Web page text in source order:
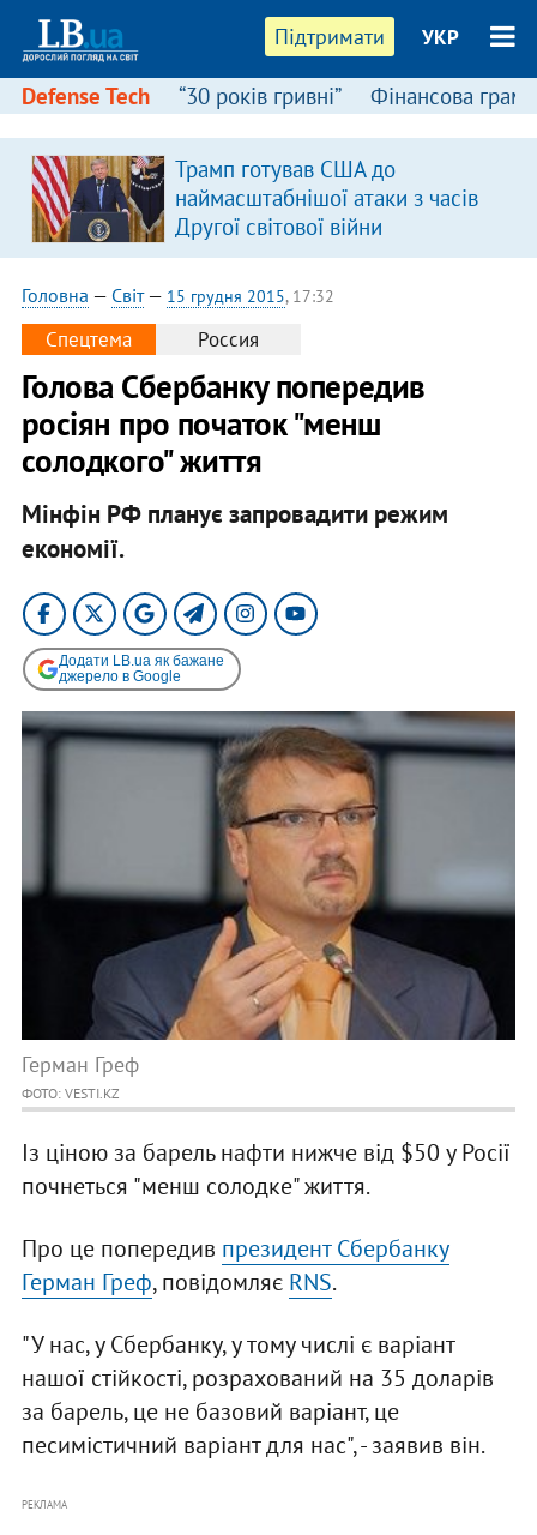
Підтримати УКР
Defense Tech “30 років гривні” Фінансова
Трамп готував США до
наймасштабнішої атаки з часів
Другої світової війни
Головна — Світ— 15 грудня 2015, 17:32
Спецтема Россия
Голова Сбербанку попередив
росіян про початок "менш
солодкого" життя
Мінфін РФ планує запровадити режим
економії.
Додати LB.ua як бажане
джерело в Google
Герман Греф
ФОТО: VESTI.KZ
Із ціною за барель нафти нижче від $50 у Росії
почнеться "менш солодке" життя.
Про це попередив президент Сбербанку
Герман Греф, повідомляє RNS.
"У нас, у Сбербанку, у тому числі є варіант
нашої стійкості, розрахований на 35 доларів
за барель, це не базовий варіант, це
песимістичний варіант для нас", - заявив він.
РЕКЛАМА